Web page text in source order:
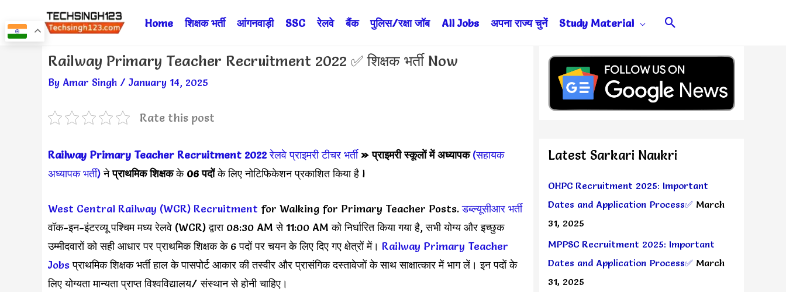
to
Home शिक्षक भर्ती आंगनवाड़ी SSC रेलवे बैंक पुलिस/रक्षा जॉब All Jobs अपना राज्य चुनें Study Material Search
Railway Primary Teacher Recruitment 2022 ✅ शिक्षक भर्ती Now
By Amar Singh / January 14, 2025
Rate this post
Railway Primary Teacher Recruitment 2022 रेलवे प्राइमरी टीचर भर्ती » प्राइमरी स्कूलों में अध्यापक (सहायक
अध्यापक भर्ती)नेप्राथमिक शिक्षकके 06 पदोंके लिए नोटिफिकेशन प्रकाशित किया है l
West Central Railway (WCR) Recruitment for Walking for Primary Teacher Posts.डब्ल्यूसीआर भर्ती
वॉक-इन-इंटरव्यू पश्चिम मध्य रेलवे (WCR) द्वारा 08:30 AM से 11:00 AM को निर्धारित किया गया है, सभी योग्य और इच्छुक
उम्मीदवारों को सही आधार पर प्राथमिक शिक्षक के 6 पदों पर चयन के लिए दिए गए क्षेत्रों में। Railway Primary Teacher
Jobsप्राथमिक शिक्षक भर्ती हाल के पासपोर्ट आकार की तस्वीर और प्रासंगिक दस्तावेजों के साथ साक्षात्कार में भाग लें। इन पदों के
लिए योग्यता मान्यता प्राप्त विश्वविद्यालय/ संस्थान से होनी चाहिए।
Post
Latest Sarkari Naukri
OHPC Recruitment 2025: Important
Dates and Application Process✅ March
31, 2025
MPPSC Recruitment 2025: Important
Dates and Application Process✅ March
31, 2025